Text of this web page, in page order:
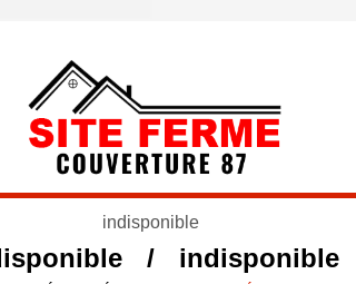
indisponible
/ indisponible